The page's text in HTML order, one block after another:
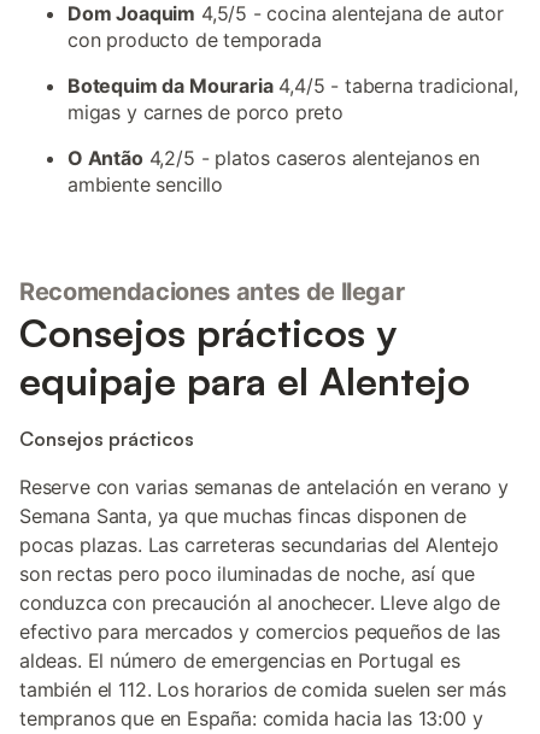
Dom Joaquim 4,5/5 - cocina alentejana de autor
con producto de temporada
Botequim da Mouraria4,4/5 - taberna tradicional,
migas y carnes de porco preto
O Antão4,2/5 - platos caseros alentejanos en
ambiente sencillo
Recomendaciones antes de llegar
Consejos prácticos y
equipaje para el Alentejo
Consejos prácticos
Reserve con varias semanas de antelación en verano y
Semana Santa, ya que muchas fincas disponen de
pocas plazas. Las carreteras secundarias del Alentejo
son rectas pero poco iluminadas de noche, así que
conduzca con precaución al anochecer. Lleve algo de
efectivo para mercados y comercios pequeños de las
aldeas. El número de emergencias en Portugal es
también el 112. Los horarios de comida suelen ser más
tempranos que en España: comida hacia las 13:00 y